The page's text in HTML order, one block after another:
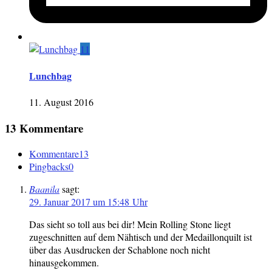
11
Lunchbag
11. August 2016
13 Kommentare
Kommentare13
Pingbacks0
Baanilasagt:
29. Januar 2017 um 15:48 Uhr
Das sieht so toll aus bei dir! Mein Rolling Stone liegt
zugeschnitten auf dem Nähtisch und der Medaillonquilt ist
über das Ausdrucken der Schablone noch nicht
hinausgekommen.